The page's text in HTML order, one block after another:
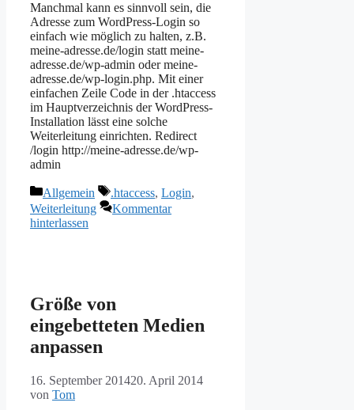
Manchmal kann es sinnvoll sein, die
Adresse zum WordPress-Login so
einfach wie möglich zu halten, z.B.
meine-adresse.de/login statt meine-
adresse.de/wp-admin oder meine-
adresse.de/wp-login.php. Mit einer
einfachen Zeile Code in der .htaccess
im Hauptverzeichnis der WordPress-
Installation lässt eine solche
Weiterleitung einrichten. Redirect
/login http://meine-adresse.de/wp-
admin
Kategorien
Allgemein Schlagwörter
.htaccess, Login,
Weiterleitung
Kommentar
hinterlassen
Größe von
eingebetteten Medien
anpassen
16. September 201420. April 2014
von Tom